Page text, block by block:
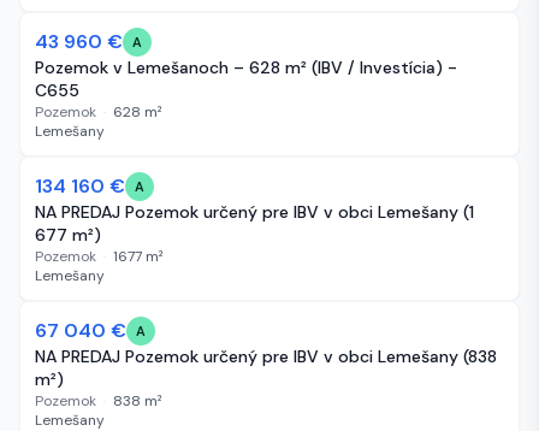
27 dní
43 960 € A
Pozemok v Lemešanoch – 628 m² (IBV / Investícia) -
C655
Pozemok · 628 m²
Lemešany
39 dní
134 160 € A
NA PREDAJ Pozemok určený pre IBV v obci Lemešany (1
677 m²)
Pozemok · 1677 m²
Lemešany
39 dní
67 040 € A
NA PREDAJ Pozemok určený pre IBV v obci Lemešany (838
m²)
Pozemok · 838 m²
Lemešany